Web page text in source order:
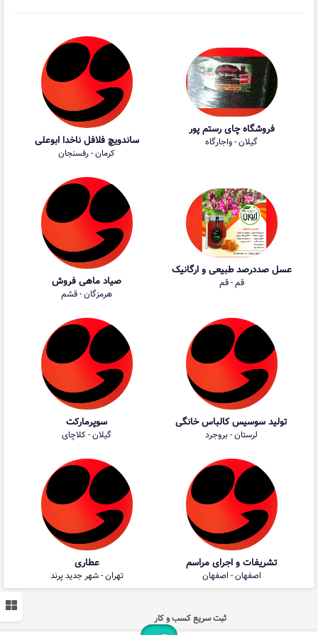
فروشگاه چای رستم پور
گیلان - واجارگاه ساندویچ فلافل ناخدا ابوعلی
کرمان - رفسنجان
عسل صددرصد طبیعی و ارگانیک
قم - قم صیاد ماهی فروش
هرمزگان - قشم
تولید سوسیس کالباس خانگی
لرستان - بروجرد
سوپرمارکت
گیلان - کلاچای
تشریفات و اجرای مراسم
اصفهان - اصفهان
عطاری
تهران - شهر جدید پرند
ثبت سریع کسب و کار